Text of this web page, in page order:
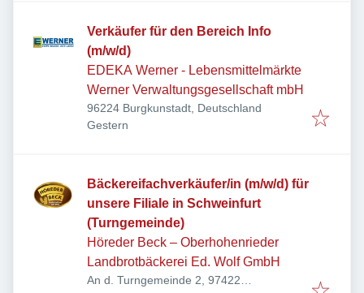
Verkäufer für den Bereich Info
(m/w/d)
EDEKA Werner - Lebensmittelmärkte
Werner Verwaltungsgesellschaft mbH
96224 Burgkunstadt, Deutschland
Veröffentlicht
Gestern
Bäckereifachverkäufer/in (m/w/d) für
unsere Filiale in Schweinfurt
(Turngemeinde)
Höreder Beck – Oberhohenrieder
Landbrotbäckerei Ed. Wolf GmbH
An d. Turngemeinde 2, 97422